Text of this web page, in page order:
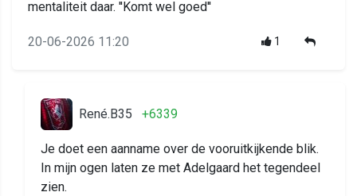
mentaliteit daar. ''Komt wel goed''
20-06-2026 11:20 1
René.B35 +6339
Je doet een aanname over de vooruitkijkende blik.
In mijn ogen laten ze met Adelgaard het tegendeel
zien.